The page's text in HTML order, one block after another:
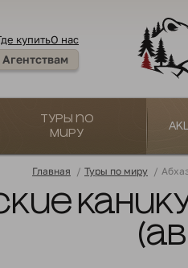
купитьО нас
Агентствам
Туры по
миру
Главная / Туры по миру /